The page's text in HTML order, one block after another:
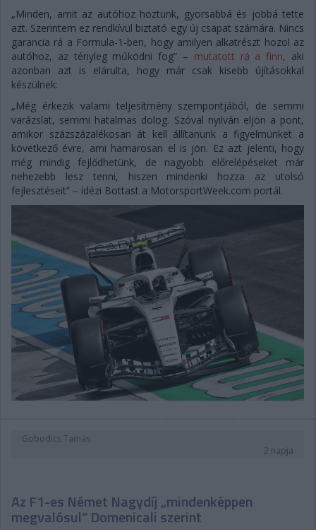
„Minden, amit az autóhoz hoztunk, gyorsabbá és jobbá tette
azt. Szerintem ez rendkívül biztató egy új csapat számára. Nincs
garancia rá a Formula-1-ben, hogy amilyen alkatrészt hozol az
autóhoz, az tényleg működni fog” – mutatott rá a finn, aki
azonban azt is elárulta, hogy már csak kisebb újításokkal
készülnek:
„Még érkezik valami teljesítmény szempontjából, de semmi
varázslat, semmi hatalmas dolog. Szóval nyilván eljön a pont,
amikor százszázalékosan át kell állítanunk a figyelmünket a
következő évre, ami hamarosan el is jön. Ez azt jelenti, hogy
még mindig fejlődhetünk, de nagyobb előrelépéseket már
nehezebb lesz tenni, hiszen mindenki hozza az utolsó
fejlesztéseit” – idézi Bottast a MotorsportWeek.com portál.
Gobodics Tamás
2 napja
Az F1-es Német Nagydíj „mindenképpen
megvalósul” Domenicali szerint